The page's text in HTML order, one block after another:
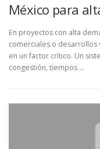
México para
En proyectos con alta
comerciales o desarrollos
en un factor crítico. Un
congestión, tiempos …